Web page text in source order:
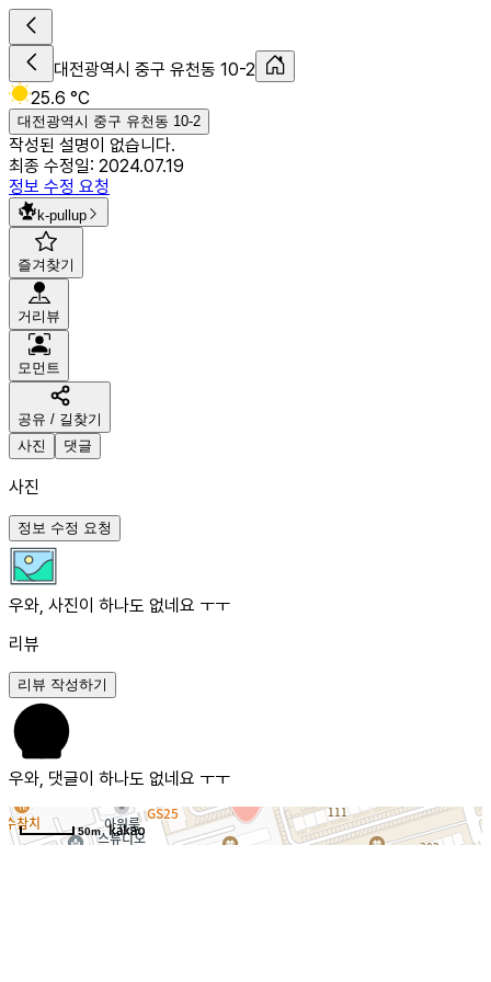
대전광역시 중구 유천동 10-2
25.6 °C
대전광역시 중구 유천동 10-2
작성된 설명이 없습니다.
최종 수정일: 2024.07.19
정보 수정 요청
k-pullup
즐겨찾기
거리뷰
모먼트
공유 / 길찾기
사진
댓글
사진
정보 수정 요청
우와, 사진이 하나도 없네요 ㅜㅜ
리뷰
리뷰 작성하기
우와, 댓글이 하나도 없네요 ㅜㅜ
50m